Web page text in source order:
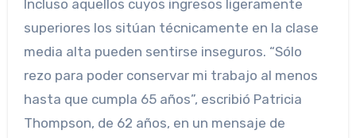
Incluso aquellos cuyos ingresos ligeramente
superiores los sitúan técnicamente en la clase
media alta pueden sentirse inseguros. “Sólo
rezo para poder conservar mi trabajo al menos
hasta que cumpla 65 años”, escribió Patricia
Thompson, de 62 años, en un mensaje de